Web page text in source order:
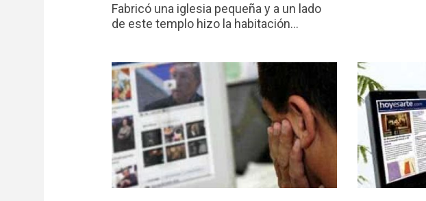
Fabricó una iglesia pequeña y a un lado
de este templo hizo la habitación...